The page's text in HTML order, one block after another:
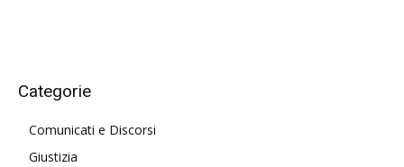
Categorie
Comunicati e Discorsi
Giustizia